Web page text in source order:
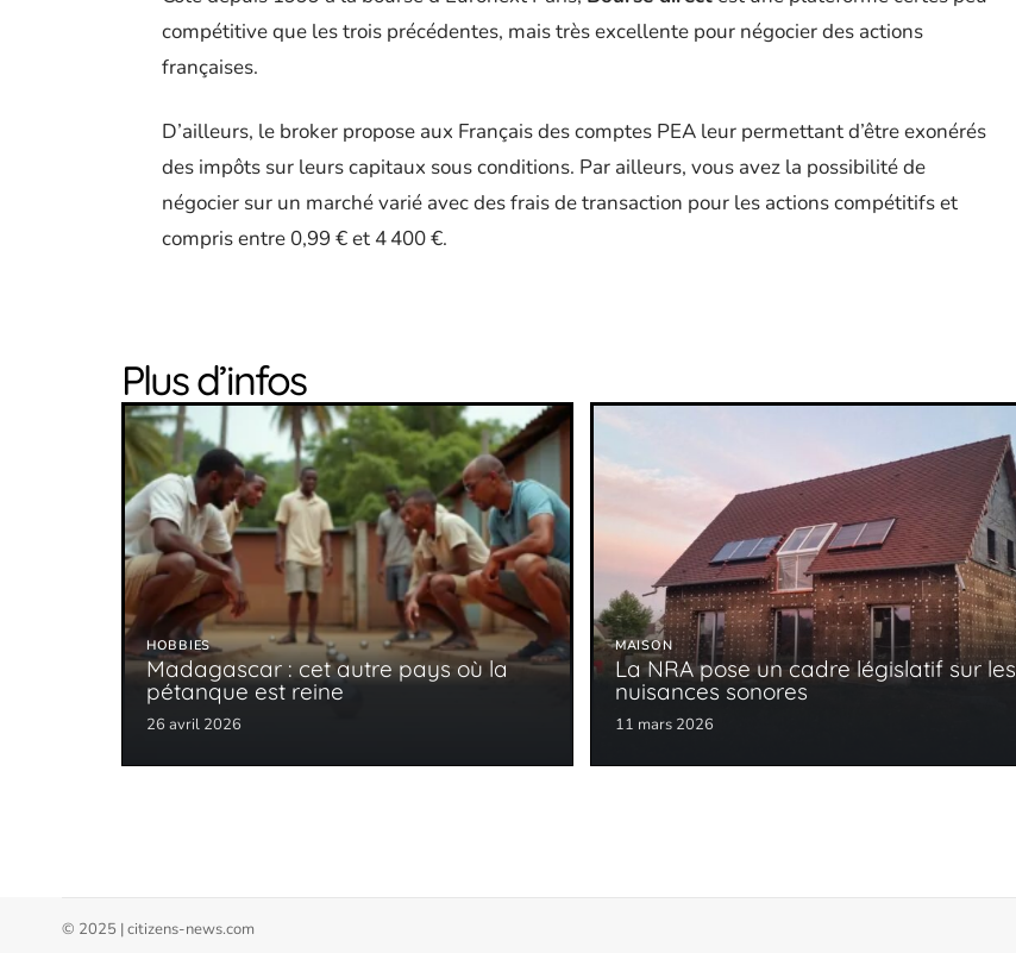
compétitive que les trois précédentes, mais très excellente pour négocier des actions
françaises.
D’ailleurs, le broker propose aux Français des comptes PEA leur permettant d’être exonérés
des impôts sur leurs capitaux sous conditions. Par ailleurs, vous avez la possibilité de
négocier sur un marché varié avec des frais de transaction pour les actions compétitifs et
compris entre 0,99 € et 4 400 €.
Plus d’infos
HOBBIES
Madagascar : cet autre pays où la
pétanque est reine
26 avril 2026
MAISON
La NRA pose un cadre législatif sur les
nuisances sonores
11 mars 2026
© 2025 | citizens-news.com